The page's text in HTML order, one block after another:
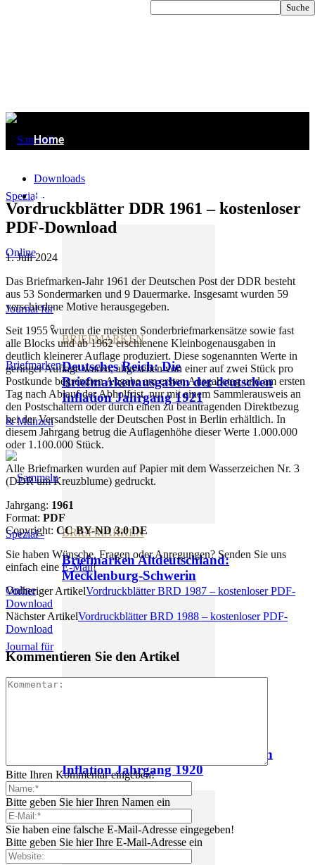
Online-
Home
Briefmarken
BRIEFMARKEN
Deutsches Reich: Die
Briefmarkenausgaben der deutschen
Inflation Jahrgang 1921
BRIEFMARKEN
Briefmarken Altdeutschland:
Mecklenburg-Schwerin
Briefmarkenausgaben der deutschen
Inflation Jahrgang 1920
Downloads
Vordruckblätter DDR 1961 – kostenloser
PDF-Download
1. Juli 2024
Das Briefmarken-Jahr 1961 der Deutschen Post der DDR besteht
aus 53 Sondermarken und 9 Dauermarke. Insgesamt wurden 59
verschiedene Motive herausgegeben.
Seit 1955 wurden die meisten Sonderbriefmarkensätze sowie fast
alle Blocks und ab 1962 erschienene Kleinbogenausgaben in
deutlich kleinerer Auflage produziert. Diese sogenannten Werte in
geringer Auflage waren, abgesehen von einer auf zwei Stück pro
Postkunde begrenzten Abgabe am ersten Ausgabetag und am ersten
Tag nach Ablauf der Abholfrist, nur mit einem Sammlerausweis an
den Postschaltern oder durch einen zu beantragenden Direktbezug
bei der Versandstelle der Deutschen Post in Berlin erhältlich. In
diesem Jahrgang betrug die Auflagenhöhe dieser Werte 1.000.000
oder 1.100.000 Stück.
Alle Briefmarken wurden auf Papier mit dem Wasserzeichen Nr. 3
(DDR um Kreuzblume) gedruckt.
Jahrgang: 1961
Format: PDF
Copyright: CC BY-ND 3.0 DE
Sie haben Wünsche, Fragen oder Anregungen? Senden Sie uns
einfach eine E-Mail!
Vorheriger ArtikelVordruckblätter BRD 1987 – kostenloser PDF-
Download
Nächster ArtikelVordruckblätter BRD 1988 – kostenloser PDF-
Download
Kommentieren Sie den Artikel
Bitte Ihren Kommentar eingeben!
Bitte geben Sie hier Ihren Namen ein
Sie haben eine falsche E-Mail-Adresse eingegeben!
Bitte geben Sie hier Ihre E-Mail-Adresse ein